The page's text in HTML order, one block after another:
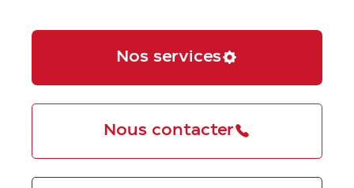
Nos services
Nous contacter